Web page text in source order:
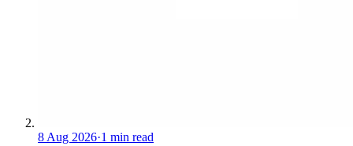
8 Aug 2026·1 min read